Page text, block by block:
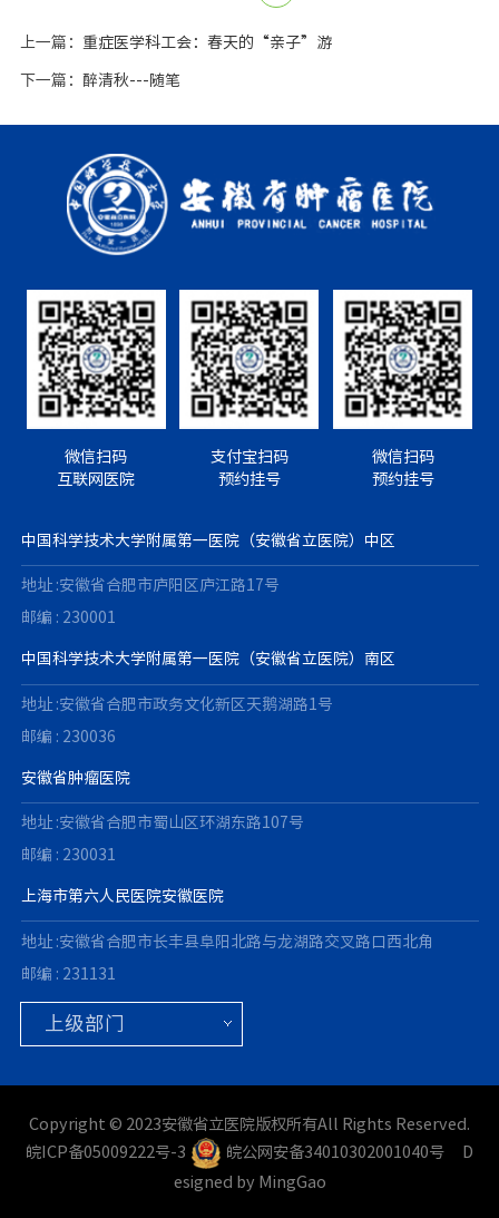
上一篇： 重症医学科工会：春天的“亲子”游
下一篇： 醉清秋---随笔
微信扫码
互联网医院
支付宝扫码
预约挂号
微信扫码
预约挂号
中国科学技术大学附属第一医院（安徽省立医院）中区
地址 :安徽省合肥市庐阳区庐江路17号
邮编 : 230001
中国科学技术大学附属第一医院（安徽省立医院）南区
地址 :安徽省合肥市政务文化新区天鹅湖路1号
邮编 : 230036
安徽省肿瘤医院
地址 :安徽省合肥市蜀山区环湖东路107号
邮编 : 230031
上海市第六人民医院安徽医院
地址 :安徽省合肥市长丰县阜阳北路与龙湖路交叉路口西北角
邮编 : 231131
Copyright © 2023安徽省立医院版权所有All Rights Reserved.
皖ICP备05009222号-3
皖公网安备34010302001040号
D
esigned by MingGao